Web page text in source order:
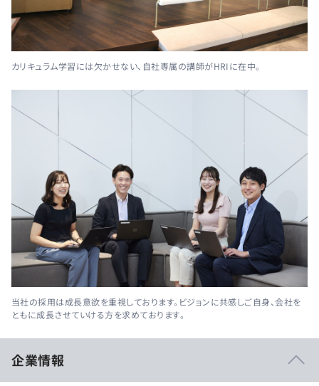
カリキュラム学習には欠かせない、自社専属の講師がHRIに在中。
当社の採用は成長意欲を重視しております。ビジョンに共感しご自身、会社を
ともに成長させていける方を求めております。
企業情報